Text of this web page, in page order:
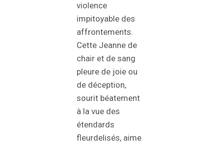
violence
impitoyable des
affrontements.
Cette Jeanne de
chair et de sang
pleure de joie ou
de déception,
sourit béatement
à la vue des
étendards
fleurdelisés, aime